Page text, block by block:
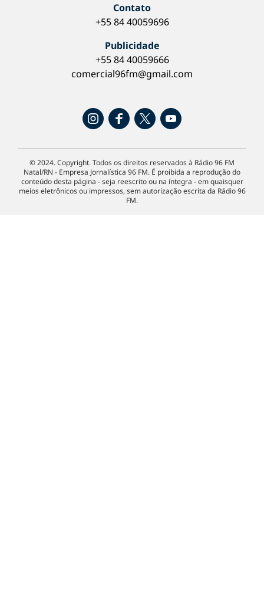
Contato
+55 84 40059696
Publicidade
+55 84 40059666
comercial96fm@gmail.com
© 2024. Copyright. Todos os direitos reservados à Rádio 96 FM
Natal/RN - Empresa Jornalística 96 FM. É proibida a reprodução do
conteúdo desta página - seja reescrito ou na íntegra - em quaisquer
meios eletrônicos ou impressos, sem autorização escrita da Rádio 96
FM.